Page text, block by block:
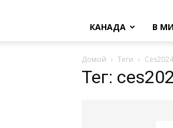
КАНАДА В
Домой Теги Ces2024
Тег: